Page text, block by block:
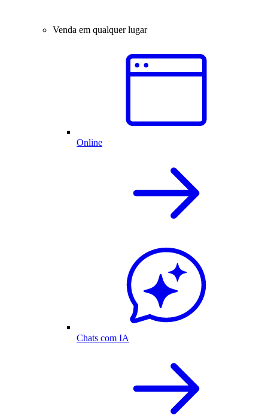
Venda em qualquer lugar
Online
Chats com IA